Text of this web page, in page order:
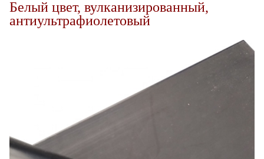
Белый цвет, вулканизированный,
антиультрафиолетовый